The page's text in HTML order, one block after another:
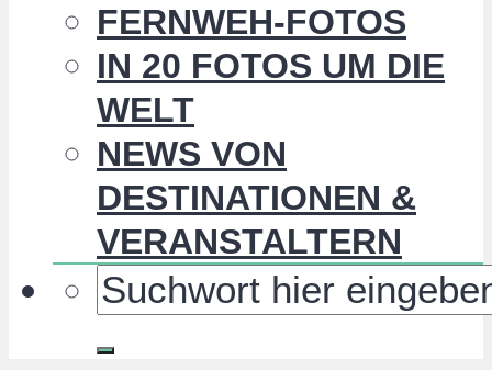
FERNWEH-FOTOS
IN 20 FOTOS UM DIE
WELT
NEWS VON
DESTINATIONEN &
VERANSTALTERN